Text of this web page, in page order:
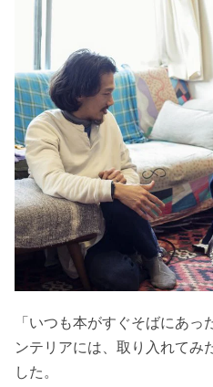
「いつも本がすぐそばにあ
ンテリアには、取り入れてみ
した。